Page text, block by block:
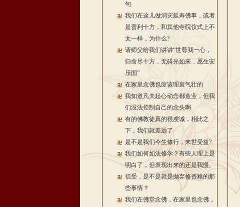
句
我们在这儿做消灾延寿佛事，或者
是普利十方，和其他寺院仪式上不
太一样，为什么?
请师父给我们讲讲“世尊我一心，
归命尽十方，无碍光如来，愿生安
乐国”
在家里念佛也应该理直气壮的
我知道凡夫起心动念都造业，但我
们没法控制自己的念头啊
有的佛教徒真的很虔诚，相比之
下，我们就差远了
是不是我们今生修行，来世受益?
我们如何如法修学？有些人理上是
明白了，但表现出来的还是我慢。
信受，是不是就是抛弃修资粮的那
些事情？
我们在佛堂念佛，在家里也念佛，